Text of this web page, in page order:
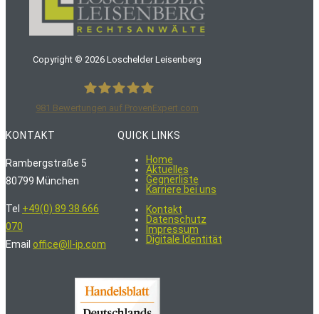
Copyright ©2026 Loschelder Leisenberg
LoschelderLeisenberg Rechtsanwälte
981 Bewertungen auf ProvenExpert.com
KONTAKT
Rambergstraße 5
80799 München
Tel +49(0) 89 38 666
070
Email office@ll-ip.com
QUICK LINKS
Home
Aktuelles
Gegnerliste
Karriere bei uns
Kontakt
Datenschutz
Impressum
Digitale Identität